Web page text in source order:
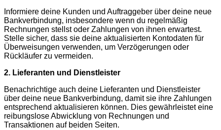
Informiere deine Kunden und Auftraggeber über deine neue
Bankverbindung, insbesondere wenn du regelmäßig
Rechnungen stellst oder Zahlungen von ihnen erwartest.
Stelle sicher, dass sie deine aktualisierten Kontodaten für
Überweisungen verwenden, um Verzögerungen oder
Rückläufer zu vermeiden.
2. Lieferanten und Dienstleister
Benachrichtige auch deine Lieferanten und Dienstleister
über deine neue Bankverbindung, damit sie ihre Zahlungen
entsprechend aktualisieren können. Dies gewährleistet eine
reibungslose Abwicklung von Rechnungen und
Transaktionen auf beiden Seiten.